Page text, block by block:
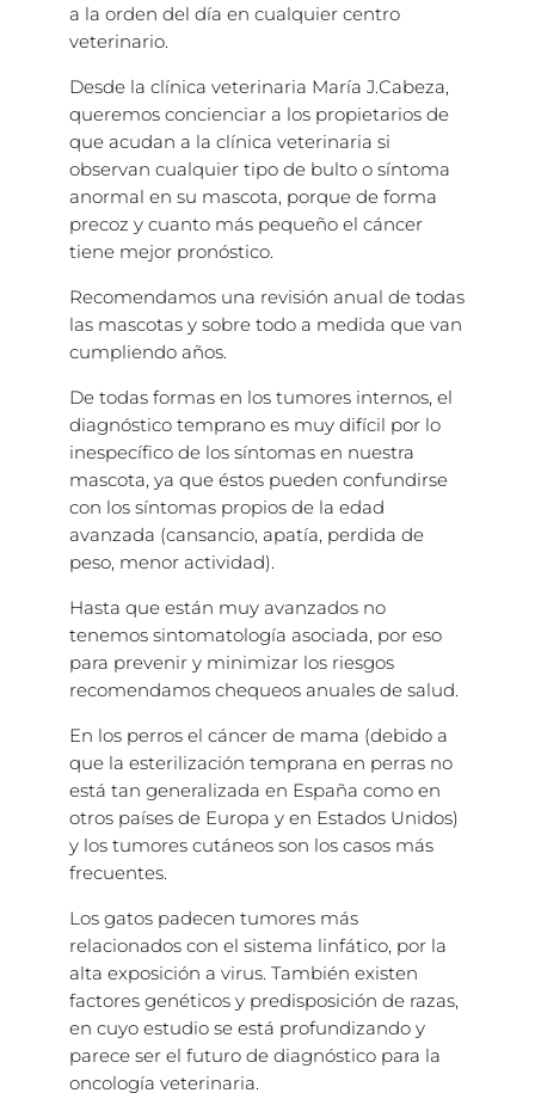
a la orden del día en cualquier centro
veterinario.
Desde la clínica veterinaria María J.Cabeza,
queremos concienciar a los propietarios de
que acudan a la clínica veterinaria si
observan cualquier tipo de bulto o síntoma
anormal en su mascota, porque de forma
precoz y cuanto más pequeño el cáncer
tiene mejor pronóstico.
Recomendamos una revisión anual de todas
las mascotas y sobre todo a medida que van
cumpliendo años.
De todas formas en los tumores internos, el
diagnóstico temprano es muy difícil por lo
inespecífico de los síntomas en nuestra
mascota, ya que éstos pueden confundirse
con los síntomas propios de la edad
avanzada (cansancio, apatía, perdida de
peso, menor actividad).
Hasta que están muy avanzados no
tenemos sintomatología asociada, por eso
para prevenir y minimizar los riesgos
recomendamos chequeos anuales de salud.
En los perros el cáncer de mama (debido a
que la esterilización temprana en perras no
está tan generalizada en España como en
otros países de Europa y en Estados Unidos)
y los tumores cutáneos son los casos más
frecuentes.
Los gatos padecen tumores más
relacionados con el sistema linfático, por la
alta exposición a virus. También existen
factores genéticos y predisposición de razas,
en cuyo estudio se está profundizando y
parece ser el futuro de diagnóstico para la
oncología veterinaria.